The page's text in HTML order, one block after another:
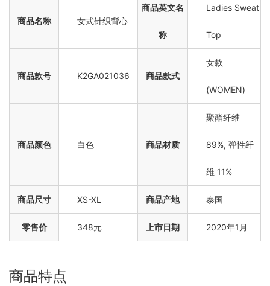
商品名称 女式针织背心
商品英文名
称
Ladies Sweat
Top
商品款号 K2GA021036 商品款式
女款
(WOMEN)
商品颜色 白色 商品材质
聚酯纤维
89%, 弹性纤
维 11%
商品尺寸 XS-XL 商品产地 泰国
零售价 348元 上市日期 2020年1月
商品特点